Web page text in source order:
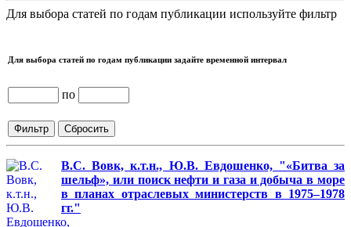
Для выбора статей по годам публикации используйте фильтр
Для выбора статей по годам публикации задайте временной интервал
по
В.С. Вовк, к.т.н., Ю.В. Евдошенко, "«Битва за
шельф», или поиск нефти и газа и добыча в море
в планах отраслевых министерств в 1975–1978
гг."